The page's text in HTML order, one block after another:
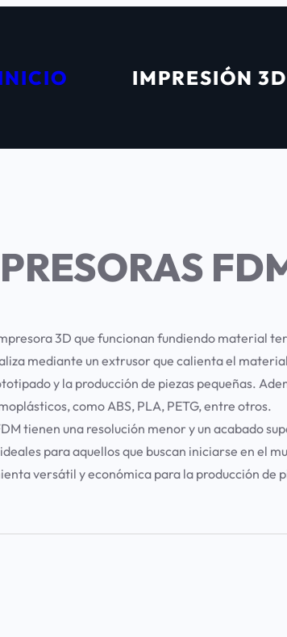
IMPRESIÓN 3D
3D que funcionan fundiendo material
mediante un extrusor que calienta el
y la producción de piezas pequeñas.
como ABS, PLA, PETG, entre otros.
tienen una resolución menor y un acabado
para aquellos que buscan iniciarse en el
versátil y económica para la producción de